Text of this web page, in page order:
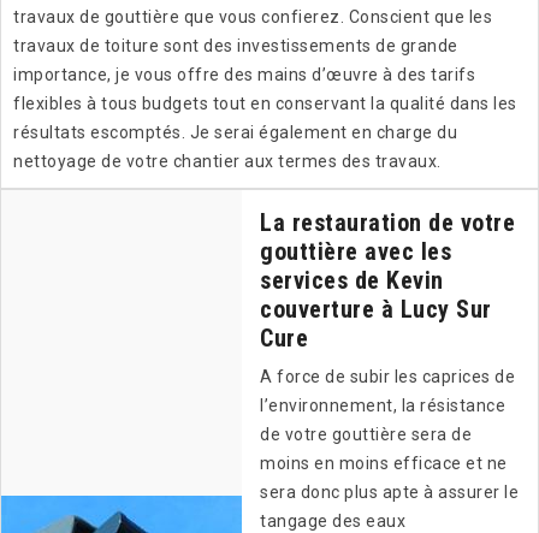
travaux de gouttière que vous confierez. Conscient que les
travaux de toiture sont des investissements de grande
importance, je vous offre des mains d’œuvre à des tarifs
flexibles à tous budgets tout en conservant la qualité dans les
résultats escomptés. Je serai également en charge du
nettoyage de votre chantier aux termes des travaux.
La restauration de votre
gouttière avec les
services de Kevin
couverture à Lucy Sur
Cure
A force de subir les caprices de
l’environnement, la résistance
de votre gouttière sera de
moins en moins efficace et ne
sera donc plus apte à assurer le
tangage des eaux